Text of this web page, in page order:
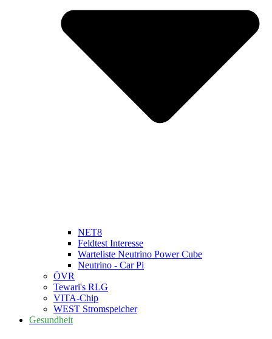
NET8
Feldtest Interesse
Warteliste Neutrino Power Cube
Neutrino - Car Pi
ÖVR
Tewari's RLG
VITA-Chip
WEST Stromspeicher
Gesundheit